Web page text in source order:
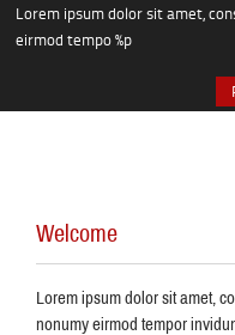
Lorem ipsum dolor sit amet,
eirmod tempo %p
Welcome
Lorem ipsum dolor sit amet,
nonumy eirmod tempor